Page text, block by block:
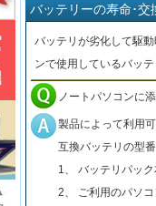
バッテリーの寿命･交
バッテリが劣化して駆
ンで使用しているバッ
ノートパソコンに
製品によって利用
互換バッテリの型
1、 バッテリパッ
2、 ご利用のパソ